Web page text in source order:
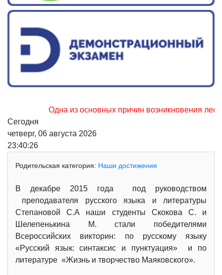
Одна из основных причин возникновения лесных
Сегодня
четверг, 06 августа 2026
23:40:27
Родительская категория: Наши достижения
В декабре 2015 года под руководством
преподавателя русского языка и литературы
Степановой С.А наши студенты Скокова С. и
Шелепенькина М. стали победителями
Всероссийских викторин: по русскому языку
«Русский язык: синтаксис и пунктуация» и по
литературе «Жизнь и творчество Маяковского».